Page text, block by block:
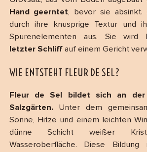
Hand geerntet, bevor sie absinkt.
durch ihre knusprige Textur und
Spurenelementen aus. Sie wird
letzter Schliffauf einem Gericht
WIE ENTSTEHT FLEUR DE SEL?
Fleur de Sel bildet sich an der
Salzgärten.Unter dem
Sonne, Hitze und einem leichten
dünne Schicht weißer
Wasseroberfläche. Diese